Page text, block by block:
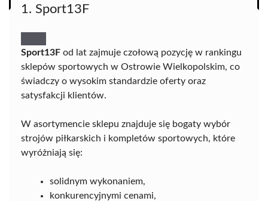
1. Sport13F
Sport13F od lat zajmuje czołową pozycję w rankingu
sklepów sportowych w Ostrowie Wielkopolskim, co
świadczy o wysokim standardzie oferty oraz
satysfakcji klientów.
W asortymencie sklepu znajduje się bogaty wybór
strojów piłkarskich i kompletów sportowych, które
wyróżniają się:
solidnym wykonaniem,
konkurencyjnymi cenami,